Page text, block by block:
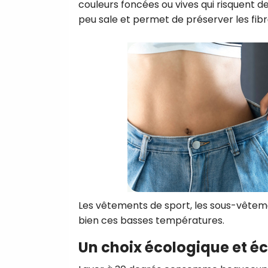
couleurs foncées ou vives qui risquent
peu sale et permet de préserver les
Les vêtements de sport, les sous-
bien ces basses températures.
Un choix écologique et